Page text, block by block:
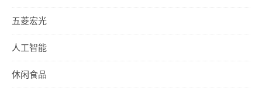
五菱宏光
人工智能
休闲食品